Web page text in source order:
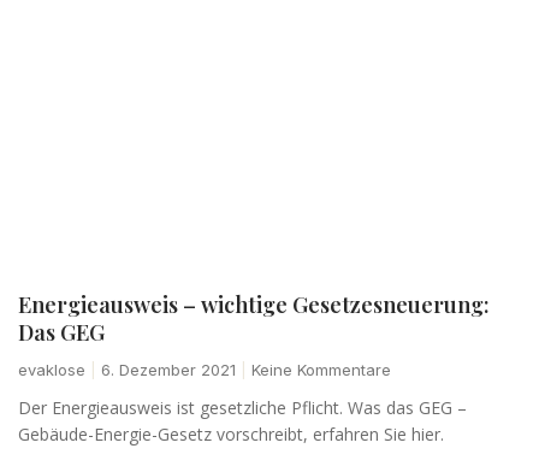
Energieausweis – wichtige Gesetzesneuerung:
Das GEG
evaklose 6. Dezember 2021 Keine Kommentare
Der Energieausweis ist gesetzliche Pflicht. Was das GEG –
Gebäude-Energie-Gesetz vorschreibt, erfahren Sie hier.